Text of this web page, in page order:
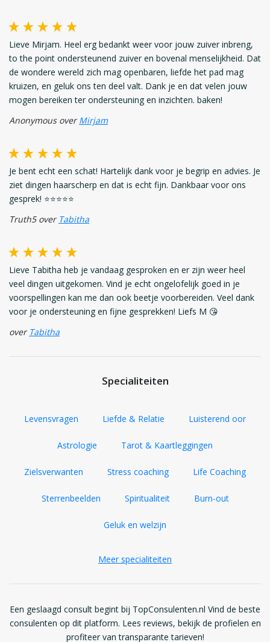
Lieve Mirjam. Heel erg bedankt weer voor jouw zuiver inbreng,
to the point ondersteunend zuiver en bovenal menselijkheid. Dat
de wondere wereld zich mag openbaren, liefde het pad mag
kruizen, en geluk ons ten deel valt. Dank je en dat velen jouw
mogen bereiken ter ondersteuning en inzichten. baken!
Anonymous overMirjam
Je bent echt een schat! Hartelijk dank voor je begrip en advies. Je
ziet dingen haarscherp en dat is echt fijn. Dankbaar voor ons
gesprek! ⭐️⭐️⭐️⭐️⭐️
Truth5 over Tabitha
Lieve Tabitha heb je vandaag gesproken en er zijn weer heel
veel dingen uitgekomen. Vind je echt ongelofelijk goed in je
voorspellingen kan me dan ook beetje voorbereiden. Veel dank
voor je ondersteuning en fijne gesprekken! Liefs M 😘
over Tabitha
Specialiteiten
Levensvragen Liefde & Relatie Luisterend oor
Astrologie Tarot & Kaartleggingen
Zielsverwanten Stress coaching Life Coaching
Sterrenbeelden Spiritualiteit Burn-out
Geluk en welzijn
Meer specialiteiten
Een geslaagd consult begint bij TopConsulenten.nl Vind de beste
consulenten op dit platform. Lees reviews, bekijk de profielen en
profiteer van transparante tarieven!